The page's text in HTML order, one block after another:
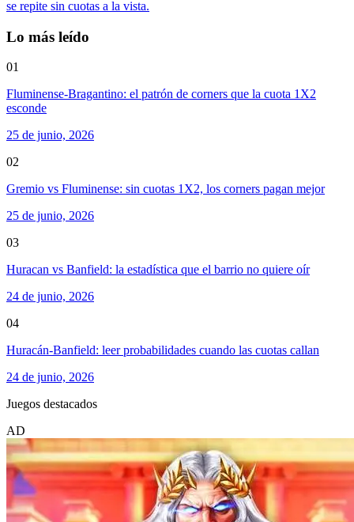
se repite sin cuotas a la vista.
Lo más leído
01
Fluminense-Bragantino: el patrón de corners que la cuota 1X2
esconde
25 de junio, 2026
02
Gremio vs Fluminense: sin cuotas 1X2, los corners pagan mejor
25 de junio, 2026
03
Huracan vs Banfield: la estadística que el barrio no quiere oír
24 de junio, 2026
04
Huracán-Banfield: leer probabilidades cuando las cuotas callan
24 de junio, 2026
Juegos destacados
AD